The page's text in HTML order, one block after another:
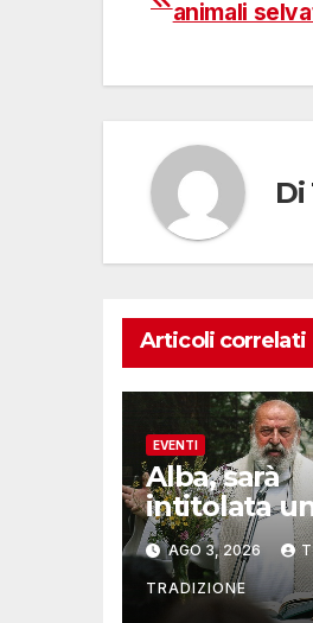
animali
Di
Articoli correlati
EVENTI
Alba, sarà
intitolata
Don
Vaccaneo
AGO 3, 2026
TRADIZIONE